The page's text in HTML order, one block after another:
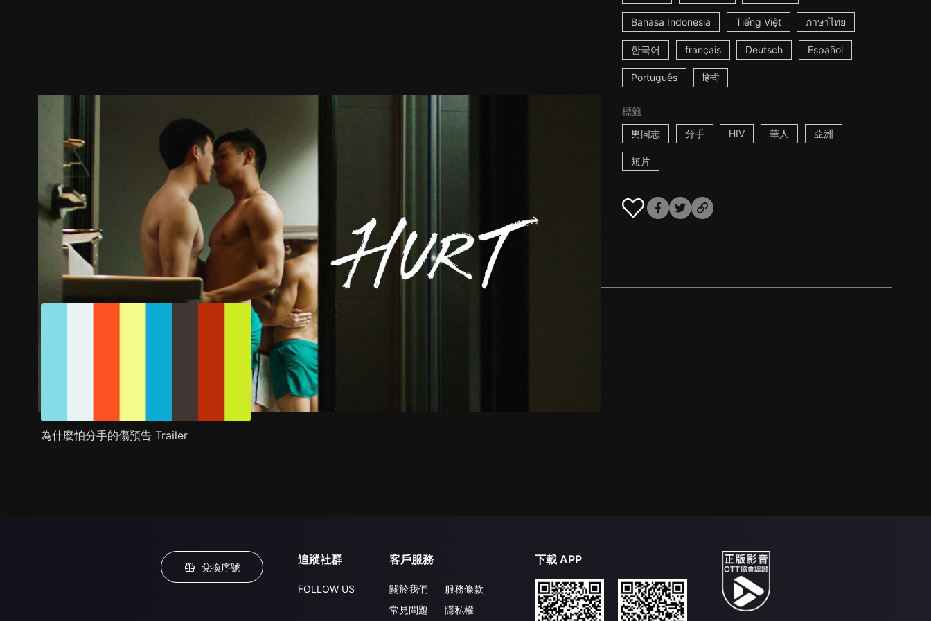
Bahasa Indonesia Tiếng Việt ภาษาไทย
한국어 français Deutsch Español
Português हिन्दी
標籤
男同志
分手 HIV 華人 亞洲
短片
劇照 推薦影片 劇情介紹
為什麼怕分手的傷預告 Trailer
兌換序號
追蹤社群
FOLLOW US
客戶服務
關於我們
常見問題
服務條款
隱私權
下載 APP